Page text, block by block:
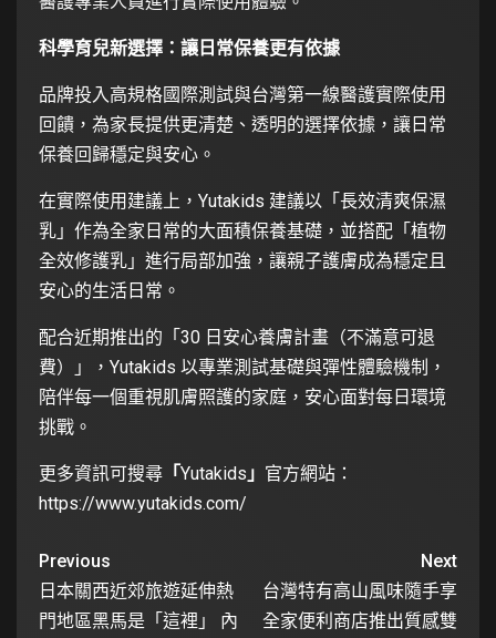
科學育兒新選擇：讓日常保養更有依據
品牌投入高規格國際測試與台灣第一線醫護實際使用
回饋，為家長提供更清楚、透明的選擇依據，讓日常
保養回歸穩定與安心。
在實際使用建議上，Yutakids 建議以「長效清爽保濕
乳」作為全家日常的大面積保養基礎，並搭配「植物
全效修護乳」進行局部加強，讓親子護膚成為穩定且
安心的生活日常。
配合近期推出的「30 日安心養膚計畫（不滿意可退
費）」，Yutakids 以專業測試基礎與彈性體驗機制，
陪伴每一個重視肌膚照護的家庭，安心面對每日環境
挑戰。
更多資訊可搜尋 「Yutakids 」 官方網站：
https://www.yutakids.com/
Previous
日本關西近郊旅遊延伸熱
門地區黑馬是「這裡」 內
Next
台灣特有高山風味隨手享
全家便利商店推出質感雙